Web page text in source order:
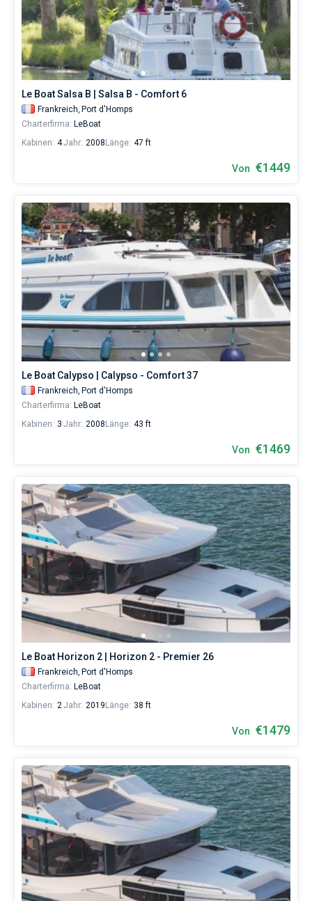
Le Boat Salsa B | Salsa B - Comfort 6
Frankreich, Port d'Homps
Charterfirma: LeBoat
Kabinen: 4Jahr: 2008 Länge: 47 ft
Von €1449
Le Boat Calypso | Calypso - Comfort 37
Frankreich, Port d'Homps
Charterfirma: LeBoat
Kabinen: 3 Jahr: 2008 Länge: 43 ft
Von €1469
Le Boat Horizon 2 | Horizon 2 - Premier 26
Frankreich, Port d'Homps
Charterfirma: LeBoat
Kabinen: 2Jahr: 2019 Länge: 38 ft
Von €1479